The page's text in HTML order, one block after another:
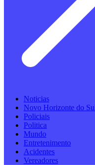
Noticias
Novo Horizonte do
Policiais
Politica
Mundo
Entretenimento
Acidentes
Vereadores